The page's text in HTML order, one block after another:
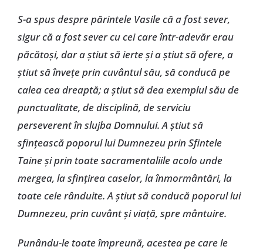
S-a spus despre părintele Vasile că a fost sever,
sigur că a fost sever cu cei care într-adevăr erau
păcătoşi, dar a ştiut să ierte şi a ştiut să ofere, a
ştiut să înveţe prin cuvântul său, să conducă pe
calea cea dreaptă; a ştiut să dea exemplul său de
punctualitate, de disciplină, de serviciu
perseverent în slujba Domnului. A ştiut să
sfinţească poporul lui Dumnezeu prin Sfintele
Taine şi prin toate sacramentaliile acolo unde
mergea, la sfinţirea caselor, la înmormântări, la
toate cele rânduite. A ştiut să conducă poporul lui
Dumnezeu, prin cuvânt şi viaţă, spre mântuire.
Punându-le toate împreună, acestea pe care le